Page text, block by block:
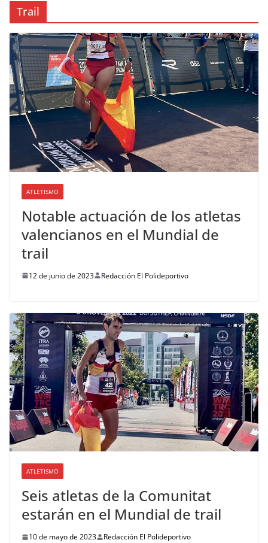
Trail
ATLETISMO
Notable actuación de los atletas
valencianos en el Mundial de
trail
12 de junio de 2023 Redacción El Polideportivo
ATLETISMO
Seis atletas de la Comunitat
estarán en el Mundial de trail
10 de mayo de 2023 Redacción El Polideportivo